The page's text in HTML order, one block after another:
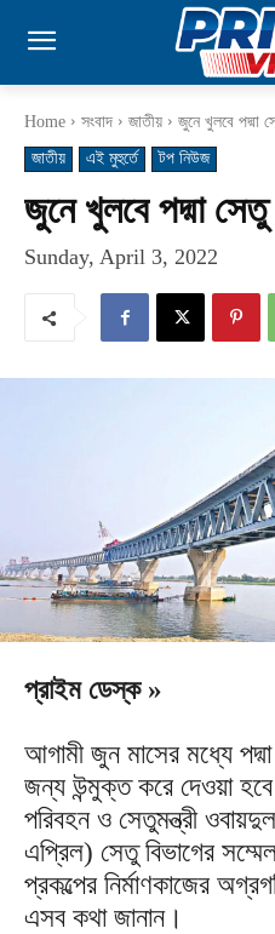
Home সংবাদ জাতীয়
জুনে খুলবে পদ্মা
জাতীয়
এই মুহুর্তে টপ নিউজ
জুনে খুলবে পদ্মা সেতু
Sunday, April 3, 2022
প্রাইম ডেস্ক »
আগামী জুন মাসের মধ্যে
জন্য উন্মুক্ত করে দেওয়া
পরিবহন ও সেতুমন্ত্রী
এপ্রিল) সেতু বিভাগের
প্রকল্পের নির্মাণকাজের
এসব কথা জানান।